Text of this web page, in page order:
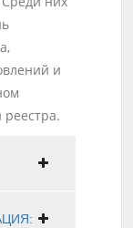
и
реестра.